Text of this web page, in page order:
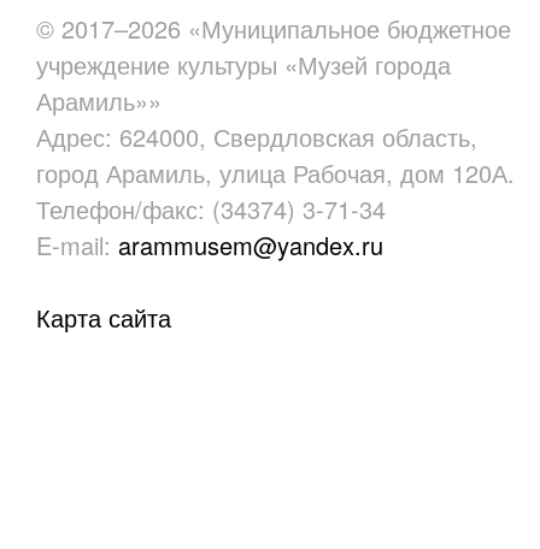
© 2017–2026 «Муниципальное бюджетное
учреждение культуры «Музей города
Арамиль»»
Адрес: 624000, Свердловская область,
город Арамиль, улица Рабочая, дом 120А.
Телефон/факс: (34374) 3-71-34
E-mail: arammusem@yandex.ru
Карта сайта